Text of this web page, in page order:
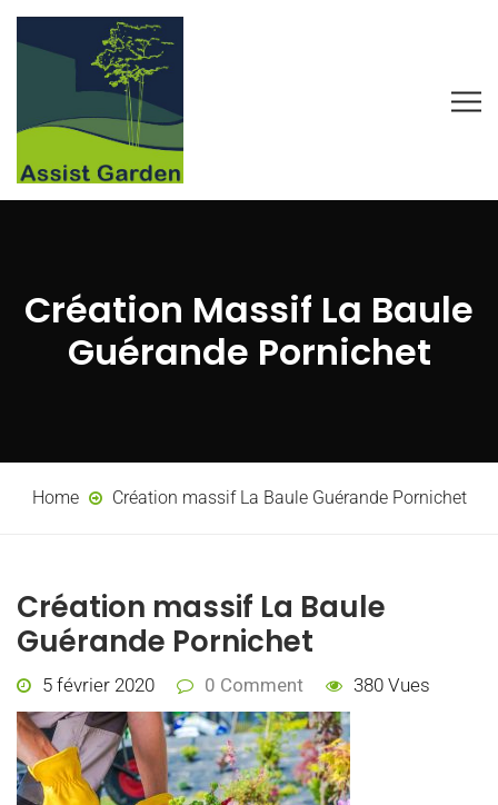
Création Massif La Baule
Guérande Pornichet
Home Création massif La Baule Guérande Pornichet
Création massif La Baule
Guérande Pornichet
5 février 2020 0 Comment 380 Vues